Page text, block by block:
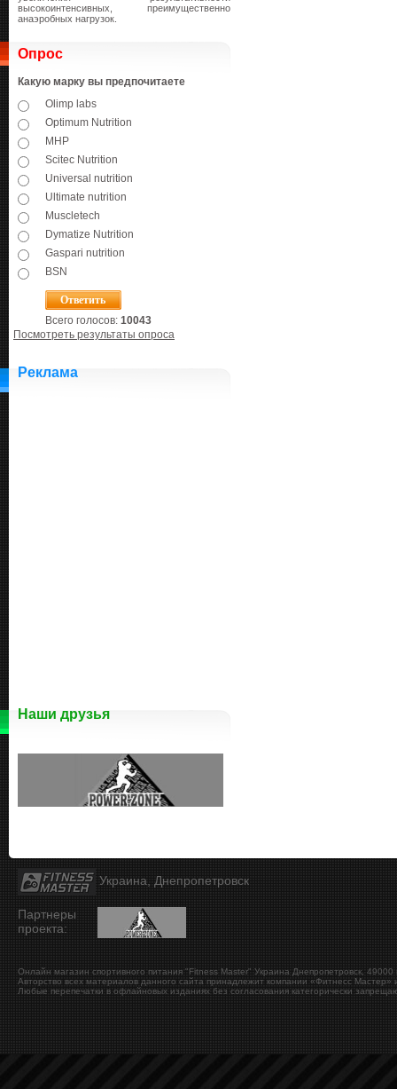
высокоинтенсивных, преимущественно
анаэробных нагрузок.
Опрос
Какую марку вы предпочитаете
Olimp labs
Optimum Nutrition
MHP
Scitec Nutrition
Universal nutrition
Ultimate nutrition
Muscletech
Dymatize Nutrition
Gaspari nutrition
BSN
Всего голосов: 10043
Посмотреть результаты опроса
Реклама
Наши друзья
Украина, Днепропетровск
Партнеры
проекта:
Онлайн магазин спортивного питания "Fitness Master" Украина Днепропетровск 49000
Авторство всех материалов данного сайта принадлежит компании «Фитнесс Мастер»
Любые перепечатки в офлайновых изданиях без согласования категорически